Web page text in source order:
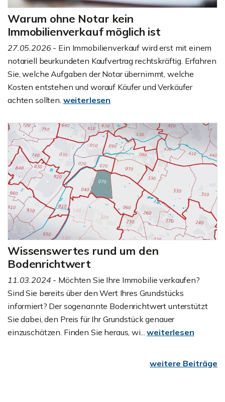
Warum ohne Notar kein
Immobilienverkauf möglich ist
27.05.2026- Ein Immobilienverkauf wird erst mit einem
notariell beurkundeten Kaufvertrag rechtskräftig. Erfahren
Sie, welche Aufgaben der Notar übernimmt, welche
Kosten entstehen und worauf Käufer und Verkäufer
achten sollten. weiterlesen
Wissenswertes rund um den
Bodenrichtwert
11.03.2024 - Möchten Sie Ihre Immobilie verkaufen?
Sind Sie bereits über den Wert Ihres Grundstücks
informiert? Der sogenannte Bodenrichtwert unterstützt
Sie dabei, den Preis für Ihr Grundstück genauer
einzuschätzen. Finden Sie heraus, wi...weiterlesen
weitere Beiträge